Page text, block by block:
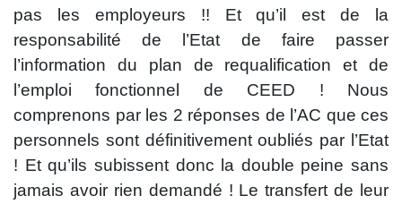
pas les employeurs !! Et qu’il est de la
responsabilité de l’Etat de faire passer
l’information du plan de requalification et de
l’emploi fonctionnel de CEED ! Nous
comprenons par les 2 réponses de l’AC que ces
personnels sont définitivement oubliés par l’Etat
! Et qu’ils subissent donc la double peine sans
jamais avoir rien demandé ! Le transfert de leur